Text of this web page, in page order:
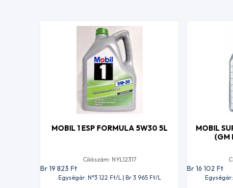
MOBIL 1 ESP FORMULA 5W30 5L
Cikkszám: NYL12317
Br 19 823 Ft
Egységár: N°3 122 Ft/L | Br 3 965 Ft/L
MOBIL
(GM
Br 16 102 Ft